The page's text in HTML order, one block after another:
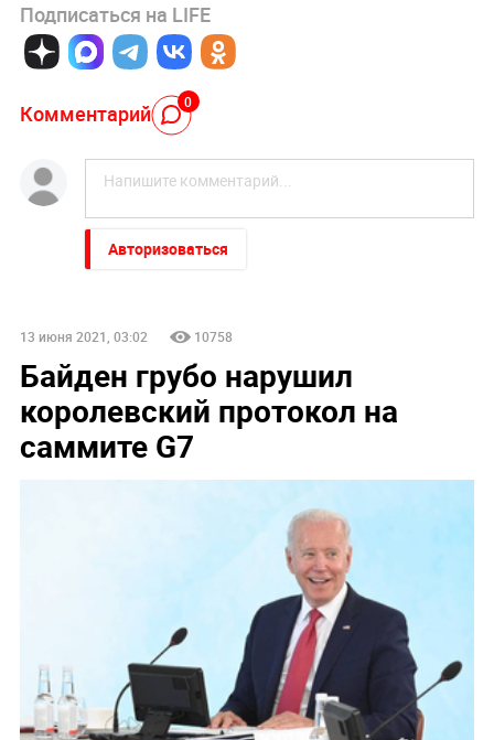
Подписаться на LIFE
Комментарий 0
Авторизоваться
13 июня 2021, 03:02 10758
Байден грубо нарушил
королевский протокол на
саммите G7